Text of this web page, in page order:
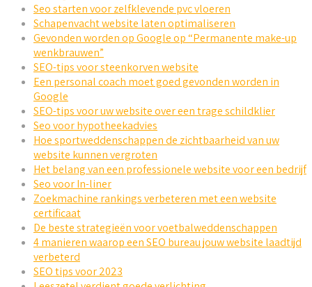
Seo starten voor zelfklevende pvc vloeren
Schapenvacht website laten optimaliseren
Gevonden worden op Google op “Permanente make-up
wenkbrauwen”
SEO-tips voor steenkorven website
Een personal coach moet goed gevonden worden in
Google
SEO-tips voor uw website over een trage schildklier
Seo voor hypotheekadvies
Hoe sportweddenschappen de zichtbaarheid van uw
website kunnen vergroten
Het belang van een professionele website voor een bedrijf
Seo voor In-liner
Zoekmachine rankings verbeteren met een website
certificaat
De beste strategieën voor voetbalweddenschappen
4 manieren waarop een SEO bureau jouw website laadtijd
verbeterd
SEO tips voor 2023